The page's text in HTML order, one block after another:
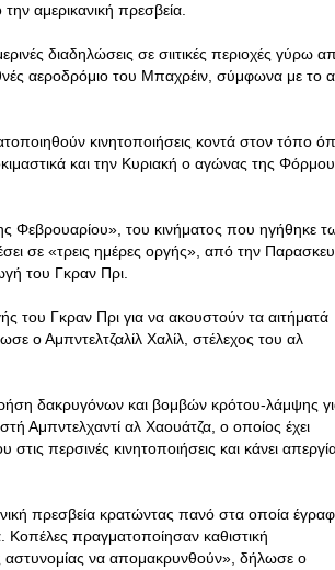
αμερικανική πρεσβεία.
διαδηλώσεις σε σιιτικές περιοχές γύρω
αεροδρόμιο του Μπαχρέιν, σύμφωνα με το
κινητοποιήσεις κοντά στον τόπο
και την Κυριακή ο αγώνας της
του κινήματος που ηγήθηκε
σε «τρεις ημέρες οργής», από την
του Γκραν Πρι.
του Γκραν Πρι για να ακουστούν τα αιτήματά
ο Αμπντελτζαλίλ Χαλίλ, στέλεχος του αλ
δακρυγόνων και βομβών κρότου-λάμψης
Αμπντελχαντί αλ Χαουάτζα, ο οποίος έχει
στις περσινές κινητοποιήσεις και κάνει
πρεσβεία κρατώντας πανό στα οποία
πραγματοποίησαν καθιστική
αστυνομίας να απομακρυνθούν», δήλωσε ο